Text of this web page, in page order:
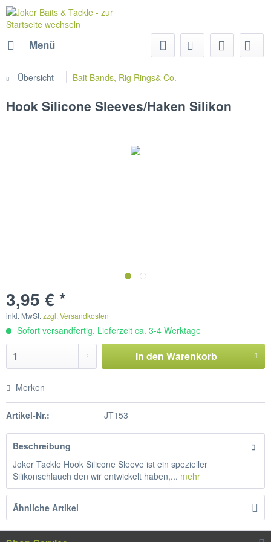
Menü
Übersicht Bait Bands, Rig Rings& Co.
Hook Silicone Sleeves/Haken Silikon
3,95 € *
inkl. MwSt. zzgl. Versandkosten
Sofort versandfertig, Lieferzeit ca. 3-4 Werktage
In den Warenkorb
Merken
Artikel-Nr.: JT153
Beschreibung
Joker Tackle Hook Silicone Sleeve ist ein spezieller
Silikonschlauch den wir entwickelt haben,... mehr
Ähnliche Artikel